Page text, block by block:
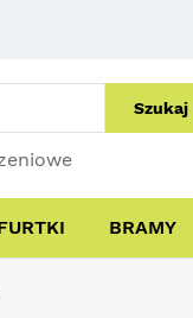
Szukaj
BRAMY